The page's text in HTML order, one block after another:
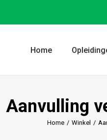
Home
Aanvulling
Home / Winkel /